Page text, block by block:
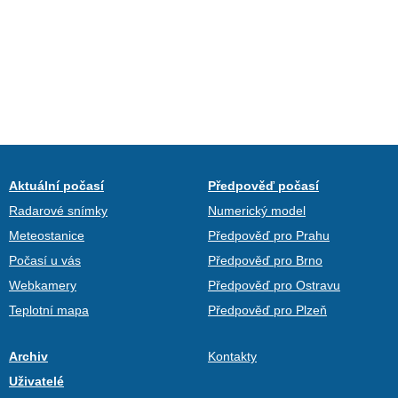
Aktuální počasí
Radarové snímky
Meteostanice
Počasí u vás
Webkamery
Teplotní mapa
Předpověď počasí
Numerický model
Předpověď pro Prahu
Předpověď pro Brno
Předpověď pro Ostravu
Předpověď pro Plzeň
Archiv
Uživatelé
Kontakty